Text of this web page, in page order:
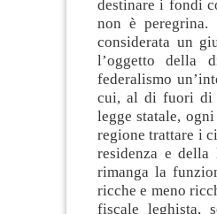
destinare i fondi
non è peregrina.
considerata un
l’oggetto della
federalismo
cui, al di fuori di
legge statale,
regione trattare i
residenza e
rimanga la
ricche e meno
fiscale leghista,